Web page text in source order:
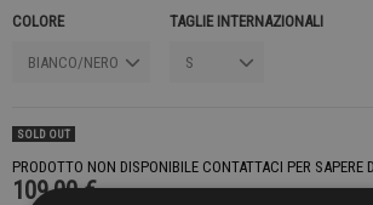
COLORE TAGLIE INTERNAZIONALI
SOLD OUT
PRODOTTO NON DISPONIBILE CONTATTACI PER SAPERE
109,00 €